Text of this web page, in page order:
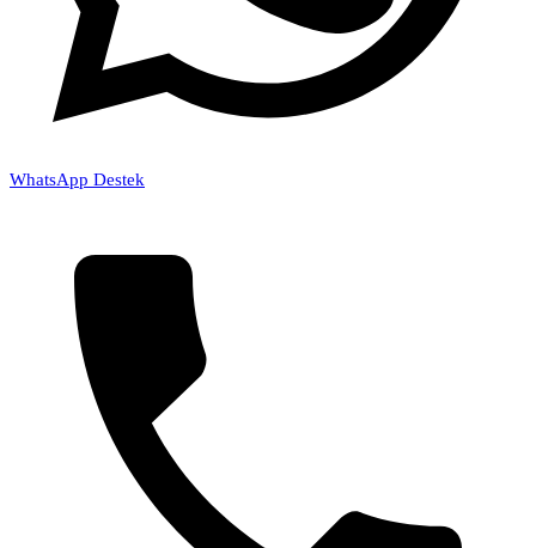
WhatsApp Destek